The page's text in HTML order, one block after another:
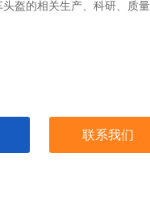
盔的相关生产、科研、质量
联系我们